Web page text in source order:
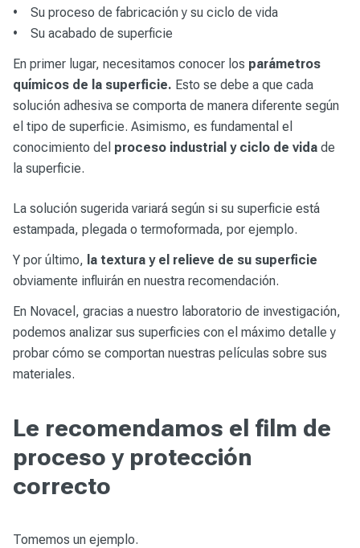
• Su proceso de fabricación y su ciclo de vida
• Su acabado de superficie
En primer lugar, necesitamos conocer los parámetros
químicos de la superficie. Esto se debe a que cada
solución adhesiva se comporta de manera diferente según
el tipo de superficie. Asimismo, es fundamental el
conocimiento del proceso industrial y ciclo de vida de
la superficie.
La solución sugerida variará según si su superficie está
estampada, plegada o termoformada, por ejemplo.
Y por último, la textura y el relieve de su superficie
obviamente influirán en nuestra recomendación.
En Novacel, gracias a nuestro laboratorio de investigación,
podemos analizar sus superficies con el máximo detalle y
probar cómo se comportan nuestras películas sobre sus
materiales.
Le recomendamos el film de
proceso y protección
correcto
Tomemos un ejemplo.